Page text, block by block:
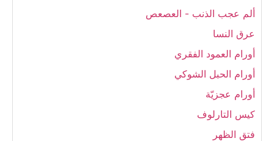
ألم عجب الذنب - العصعص
عرق النسا
أورام العمود الفقري
أورام الحبل الشوكي
أورام عجزيّة
كيس التارلوف
فتق الظهر